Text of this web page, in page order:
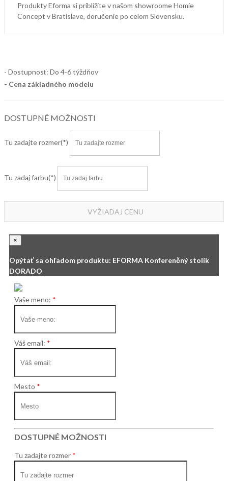
Produkty Eforma si priblížite v našom showroome Homie
Concept v Bratislave, doručenie po celom Slovensku.
- Dostupnosť: Do 4-6 týždňov
- Cena základného modelu
DOSTUPNÉ MOŽNOSTI
Tu zadajte rozmer
Tu zadaj farbu
VYŽIADAJ CENU
×
Opýtať sa ohľadom produktu: EFORMA Konferenčný stolík
DORADO
Vaše meno:
Váš email:
Mesto
DOSTUPNÉ MOŽNOSTI
Tu zadajte rozmer